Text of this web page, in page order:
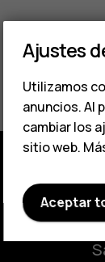
Ajustes
Utilizamos
anuncios. Al
cambiar los
sitio web.
Aceptar